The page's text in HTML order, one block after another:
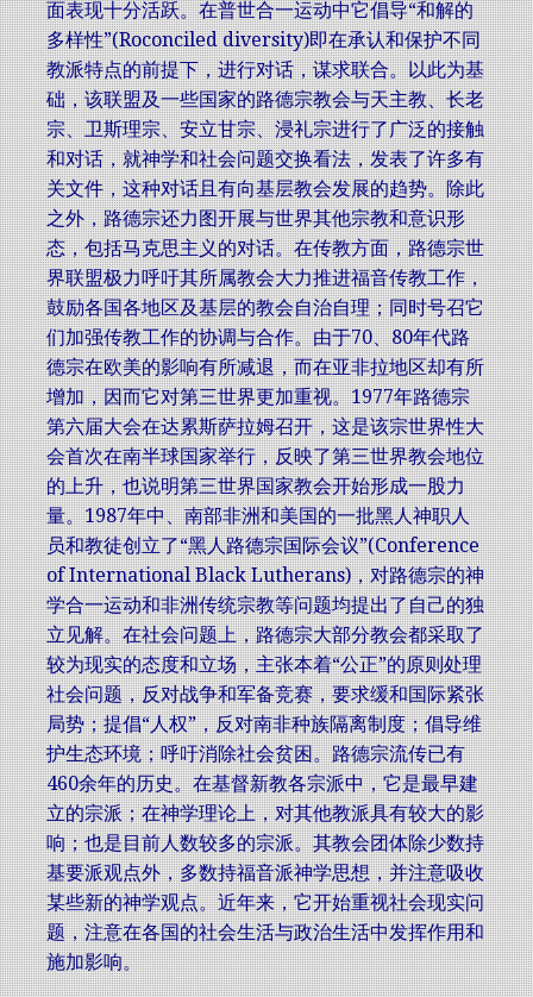
面表现十分活跃。在普世合一运动中它倡导“和解的
多样性”(Roconciled diversity)即在承认和保护不同
教派特点的前提下，进行对话，谋求联合。以此为基
础，该联盟及一些国家的路德宗教会与天主教、长老
宗、卫斯理宗、安立甘宗、浸礼宗进行了广泛的接触
和对话，就神学和社会问题交换看法，发表了许多有
关文件，这种对话且有向基层教会发展的趋势。除此
之外，路德宗还力图开展与世界其他宗教和意识形
态，包括马克思主义的对话。在传教方面，路德宗世
界联盟极力呼吁其所属教会大力推进福音传教工作，
鼓励各国各地区及基层的教会自治自理；同时号召它
们加强传教工作的协调与合作。由于70、80年代路
德宗在欧美的影响有所减退，而在亚非拉地区却有所
增加，因而它对第三世界更加重视。1977年路德宗
第六届大会在达累斯萨拉姆召开，这是该宗世界性大
会首次在南半球国家举行，反映了第三世界教会地位
的上升，也说明第三世界国家教会开始形成一股力
量。1987年中、南部非洲和美国的一批黑人神职人
员和教徒创立了“黑人路德宗国际会议”(Conference
of International Black Lutherans)，对路德宗的神
学合一运动和非洲传统宗教等问题均提出了自己的独
立见解。在社会问题上，路德宗大部分教会都采取了
较为现实的态度和立场，主张本着“公正”的原则处理
社会问题，反对战争和军备竞赛，要求缓和国际紧张
局势；提倡“人权”，反对南非种族隔离制度；倡导维
护生态环境；呼吁消除社会贫困。路德宗流传已有
460余年的历史。在基督新教各宗派中，它是最早建
立的宗派；在神学理论上，对其他教派具有较大的影
响；也是目前人数较多的宗派。其教会团体除少数持
基要派观点外，多数持福音派神学思想，并注意吸收
某些新的神学观点。近年来，它开始重视社会现实问
题，注意在各国的社会生活与政治生活中发挥作用和
施加影响。